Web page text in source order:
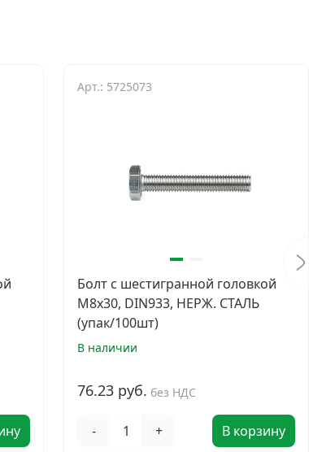
Арт.: 5725073
Болт с шестигранной головкой
M8х30, DIN933, НЕРЖ. СТАЛЬ
(упак/100шт)
В наличии
76.23 руб. без НДС
- + В корзину